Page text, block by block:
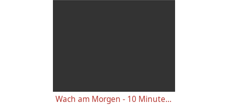
Wach am Morgen - 10 Minuten Yogastunde für Energie